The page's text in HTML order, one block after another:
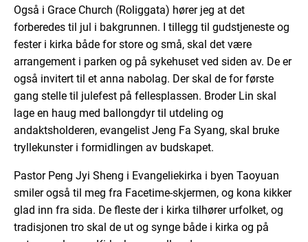
Også i Grace Church (Roliggata) hører jeg at det
forberedes til jul i bakgrunnen. I tillegg til gudstjeneste og
fester i kirka både for store og små, skal det være
arrangement i parken og på sykehuset ved siden av. De er
også invitert til et anna nabolag. Der skal de for første
gang stelle til julefest på fellesplassen. Broder Lin skal
lage en haug med ballongdyr til utdeling og
andaktsholderen, evangelist Jeng Fa Syang, skal bruke
tryllekunster i formidlingen av budskapet.
Pastor Peng Jyi Sheng i Evangeliekirka i byen Taoyuan
smiler også til meg fra Facetime-skjermen, og kona kikker
glad inn fra sida. De fleste der i kirka tilhører urfolket, og
tradisjonen tro skal de ut og synge både i kirka og på